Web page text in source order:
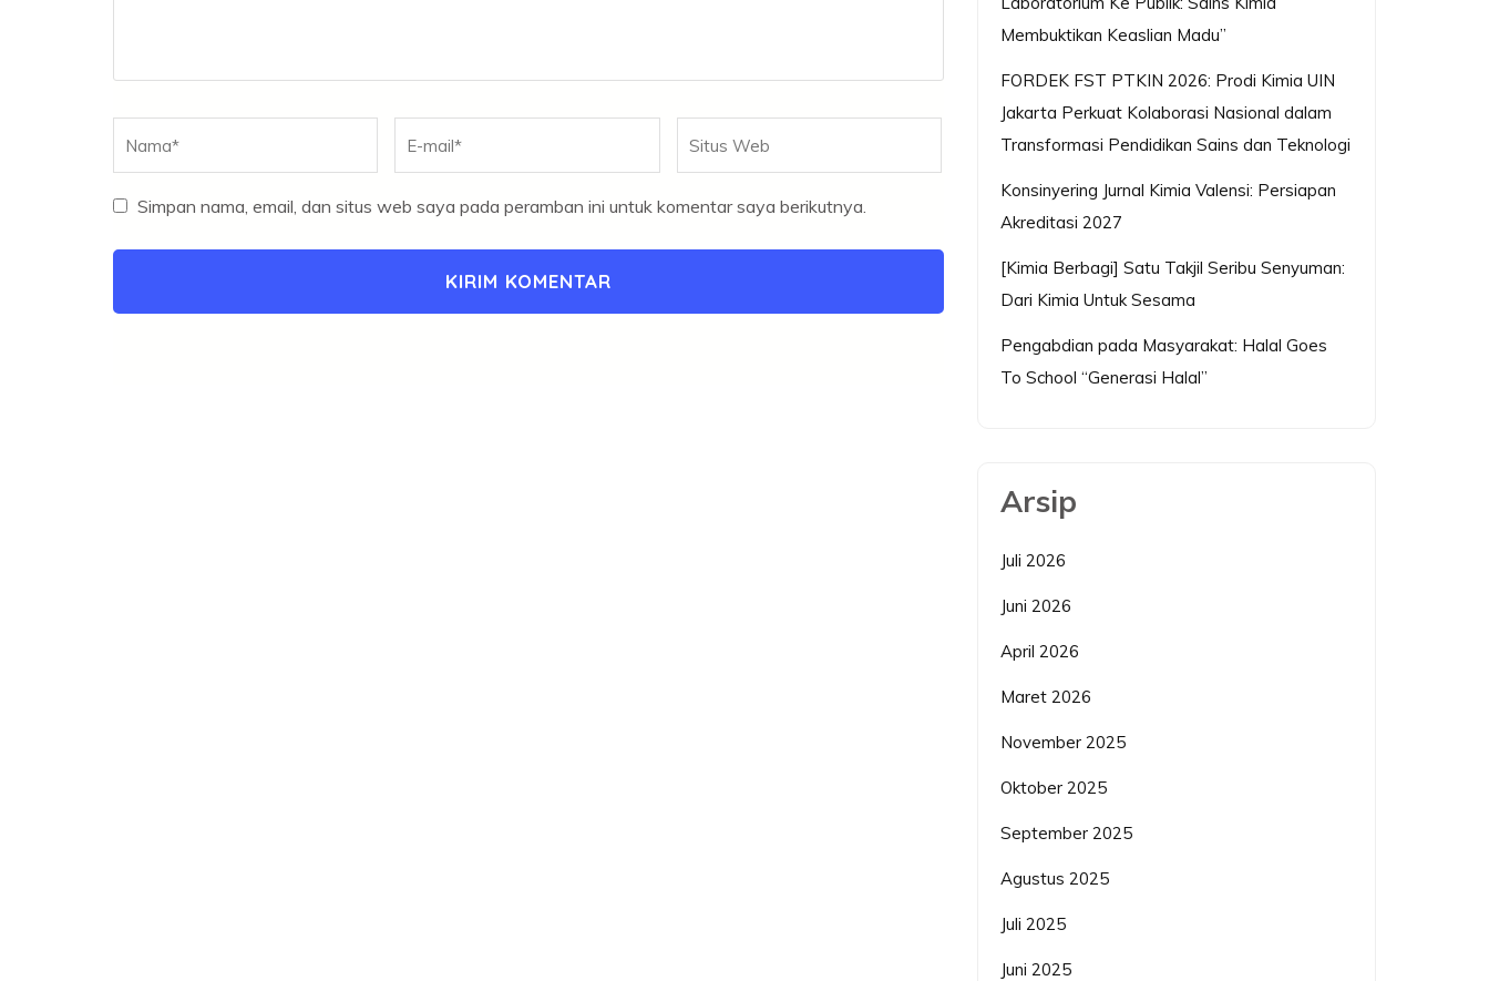
Simpan nama, email, dan situs web saya pada peramban ini untuk komentar saya berikutnya.
Membuktikan Keaslian Madu”
FORDEK FST PTKIN 2026: Prodi Kimia UIN
Jakarta Perkuat Kolaborasi Nasional dalam
Transformasi Pendidikan Sains dan Teknologi
Konsinyering Jurnal Kimia Valensi: Persiapan
Akreditasi 2027
[Kimia Berbagi] Satu Takjil Seribu Senyuman:
Dari Kimia Untuk Sesama
Pengabdian pada Masyarakat: Halal Goes
To School “Generasi Halal”
Arsip
Juli 2026
Juni 2026
April 2026
Maret 2026
November 2025
Oktober 2025
September 2025
Agustus 2025
Juli 2025
Juni 2025